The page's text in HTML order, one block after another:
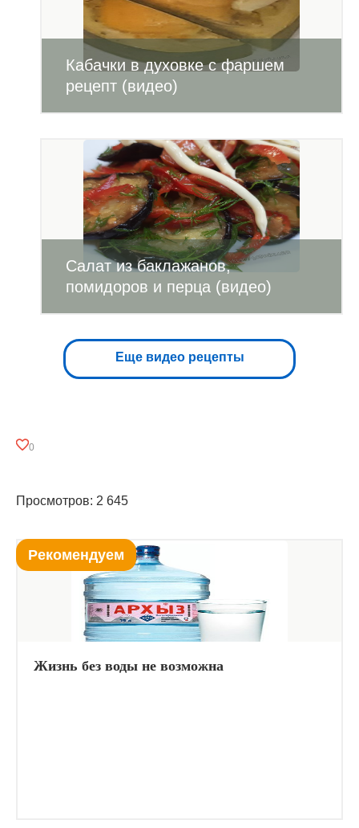
Кабачки в духовке с фаршем
рецепт (видео)
Салат из баклажанов,
помидоров и перца (видео)
Еще видео рецепты
0
Просмотров: 2 645
Рекомендуем
Жизнь без воды не возможна